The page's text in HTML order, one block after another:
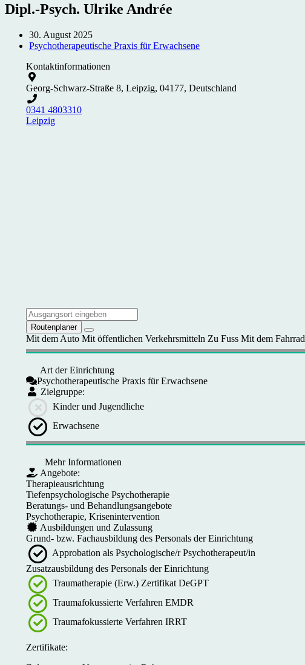
Dipl.-Psych. Ulrike Andrée
30. August 2025
Psychotherapeutische Praxis für Erwachsene
Kontaktinformationen
Georg-Schwarz-Straße 8, Leipzig, 04177, Deutschland
0341 4803310
Leipzig
Routenplaner
Mit dem Auto Mit öffentlichen Verkehrsmitteln Zu Fuss Mit dem Fahrrad
Art der Einrichtung
Psychotherapeutische Praxis für Erwachsene
Zielgruppe:
Kinder und Jugendliche
Erwachsene
Mehr Informationen
Angebote:
Therapieausrichtung
Tiefenpsychologische Psychotherapie
Beratungs- und Behandlungsangebote
Psychotherapie, Krisenintervention
Ausbildungen und Zulassung
Grund- bzw. Fachausbildung des Personals der Einrichtung
Approbation als Psychologische/r Psychotherapeut/in
Zusatzausbildung des Personals der Einrichtung
Traumatherapie (Erw.) Zertifikat DeGPT
Traumafokussierte Verfahren EMDR
Traumafokussierte Verfahren IRRT
Zertifikate: